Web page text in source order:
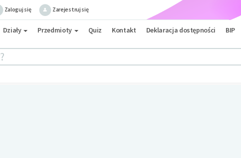
Zaloguj się Zarejestruj się
Działy Przedmioty Quiz Kontakt Deklaracja dostępności BIP